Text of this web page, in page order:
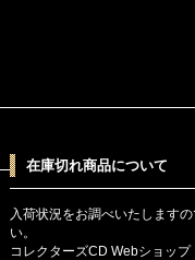
在庫切れ商品について
入荷状況をお調べいたします
い。
コレクターズCD Webショップ